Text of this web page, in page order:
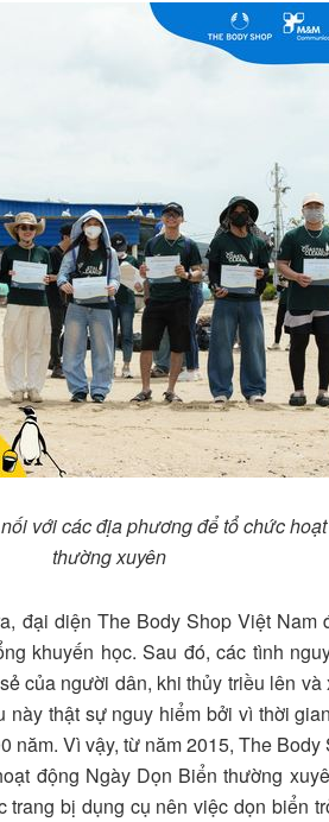
với các địa phương để tổ chức
thường xuyên
đại diện The Body Shop Việt Nam
khuyến học. Sau đó, các tình
của người dân, khi thủy triều lên
thật sự nguy hiểm bởi vì thời
năm. Vì vậy, từ năm 2015, The
động Ngày Dọn Biển thường
bị dụng cụ nên việc dọn biển